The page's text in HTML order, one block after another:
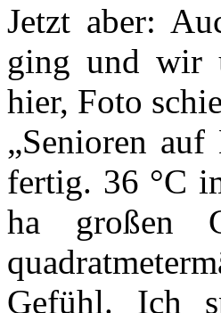
Jetzt aber:
ging und wir
hier, Foto
„Senioren
fertig. 36 °C
ha großen
Gefühl. Ich